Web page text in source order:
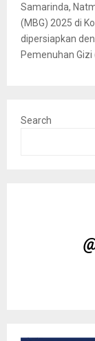
Samarinda,
(MBG) 2025 di
dipersiapkan
Pemenuhan Gizi
Search